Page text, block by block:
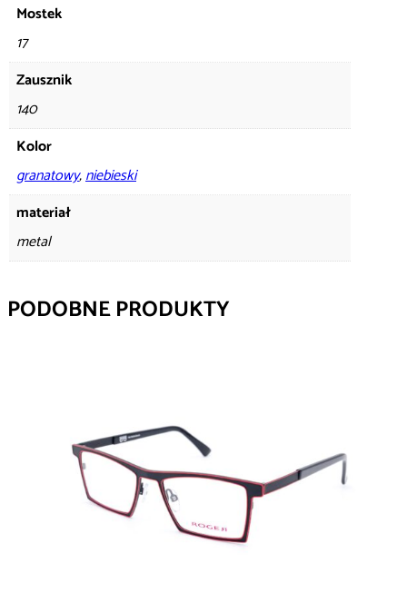
Mostek
17
Zausznik
140
Kolor
granatowy,niebieski
materiał
metal
PODOBNE PRODUKTY